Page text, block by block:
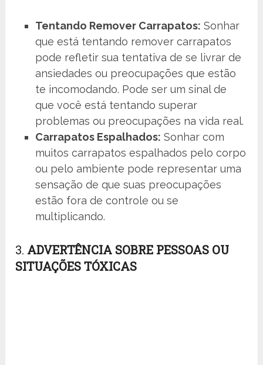
Tentando Remover Carrapatos: Sonhar
que está tentando remover carrapatos
pode refletir sua tentativa de se livrar de
ansiedades ou preocupações que estão
te incomodando. Pode ser um sinal de
que você está tentando superar
problemas ou preocupações na vida real.
Carrapatos Espalhados: Sonhar com
muitos carrapatos espalhados pelo corpo
ou pelo ambiente pode representar uma
sensação de que suas preocupações
estão fora de controle ou se
multiplicando.
3. ADVERTÊNCIA SOBRE PESSOAS OU
SITUAÇÕES TÓXICAS